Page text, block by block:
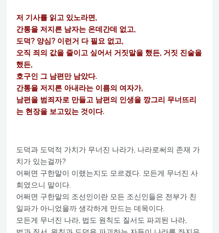
저 기사를 읽고 있노라면,
간통을 저지른 남자는 온데간데 없고,
도덕? 양심? 이런거 다 필요 없고,
오직 죄의 값을 줄이고 싶어서 거짓말을 했든, 거짓 진술을
했든,
호구인 그 남편만 남았다.
간통을 저지른 아내라는 이름의 여자가,
남편을 범죄자로 만들고 남편의 인생을 깡그리 무너뜨리
는 현장을 보고있는 것이다.
도덕과 도덕적 가치가 무너진 나라가, 나라로써의 존재 가
치가 있는걸까?
어쩌면 구한말이 이랬는지도 모르겠다. 모든게 무너진 사
회였으니 말이다.
어쩌면 구한말의 조선인이란 모든 조신인들은 전부가 친
일파가 아니었을까 생각하게 만드는 데목이다.
모든게 무너진 나라, 법도 원칙도 질서도 파괴된 나라,